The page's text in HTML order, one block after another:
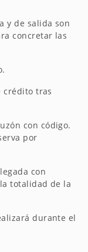
y de salida son
concretar las
crédito tras
con código.
por
con
totalidad de la
durante el